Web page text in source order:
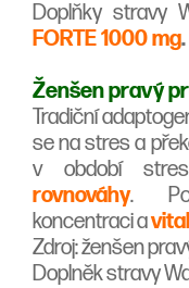
Doplňky stravy
FORTE 1000 mg.
Ženšen pravý
Tradiční
se na stres a
v období
rovnováhy.
koncentraci a
Zdroj: ženšen
Doplněk stravy